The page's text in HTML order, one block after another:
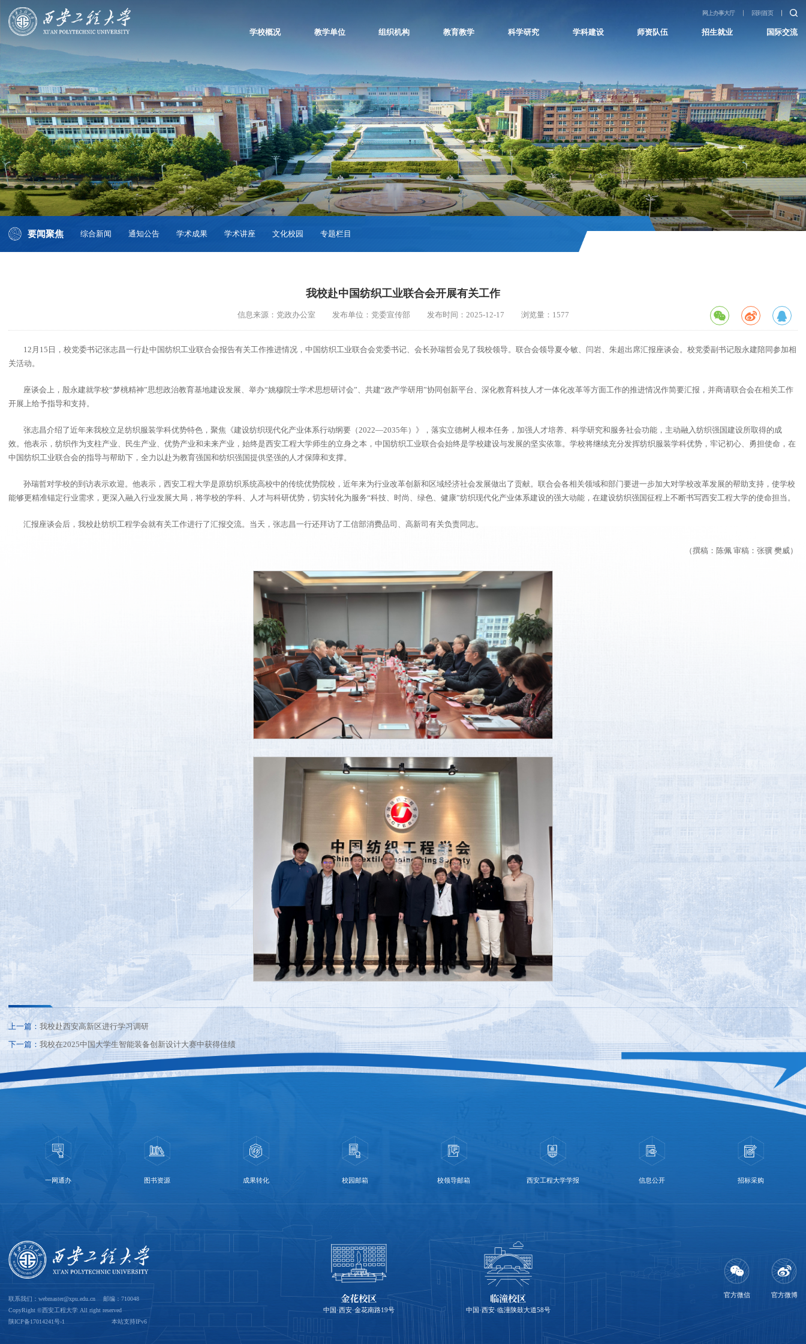
网上办事大厅 回到首页
学校概况 教学单位 组织机构 教育教学 科学研究 学科建设 师资队伍 招生就业 国际交流
要闻聚焦 综合新闻 通知公告 学术成果 学术讲座 文化校园 专题栏目
我校赴中国纺织工业联合会开展有关工作
信息来源：党政办公室 发布单位：党委宣传部 发布时间：2025-12-17 浏览量： 1577
12月15日，校党委书记张志昌一行赴中国纺织工业联合会报告有关工作推进情况，中国纺织工业联合会党委书记、会长孙瑞哲会见了我校领导。联合会领导夏令敏、闫岩、朱超出席汇报座谈会。校党委副书记殷永建陪同参加相
关活动。
座谈会上，殷永建就学校“梦桃精神”思想政治教育基地建设发展、举办“姚穆院士学术思想研讨会”、共建“政产学研用”协同创新平台、深化教育科技人才一体化改革等方面工作的推进情况作简要汇报，并商请联合会在相关工作
开展上给予指导和支持。
张志昌介绍了近年来我校立足纺织服装学科优势特色，聚焦《建设纺织现代化产业体系行动纲要（2022—2035年）》，落实立德树人根本任务，加强人才培养、科学研究和服务社会功能，主动融入纺织强国建设所取得的成
效。他表示，纺织作为支柱产业、民生产业、优势产业和未来产业，始终是西安工程大学师生的立身之本，中国纺织工业联合会始终是学校建设与发展的坚实依靠。学校将继续充分发挥纺织服装学科优势，牢记初心、勇担使命，在
中国纺织工业联合会的指导与帮助下，全力以赴为教育强国和纺织强国提供坚强的人才保障和支撑。
孙瑞哲对学校的到访表示欢迎。他表示，西安工程大学是原纺织系统高校中的传统优势院校，近年来为行业改革创新和区域经济社会发展做出了贡献。联合会各相关领域和部门要进一步加大对学校改革发展的帮助支持，使学校
能够更精准锚定行业需求，更深入融入行业发展大局，将学校的学科、人才与科研优势，切实转化为服务“科技、时尚、绿色、健康”纺织现代化产业体系建设的强大动能，在建设纺织强国征程上不断书写西安工程大学的使命担当。
汇报座谈会后，我校赴纺织工程学会就有关工作进行了汇报交流。当天，张志昌一行还拜访了工信部消费品司、高新司有关负责同志。
（撰稿：陈佩 审稿：张骥 樊威）
上一篇： 我校赴西安高新区进行学习调研
下一篇： 我校在2025中国大学生智能装备创新设计大赛中获得佳绩
一网通办 图书资源 成果转化 校园邮箱 校领导邮箱 西安工程大学学报 信息公开 招标采购
联系我们：webmaster@xpu.edu.cn 邮编：710048
CopyRight ©西安工程大学 All right reserved
陕ICP备17014241号-1 本站支持IPv6
金花校区
中国·西安·金花南路19号
临潼校区
中国·西安·临潼陕鼓大道58号
官方微信 官方微博